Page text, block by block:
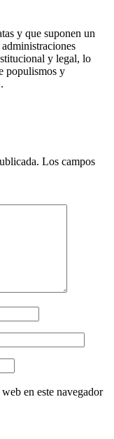
y que suponen un
y legal, lo
populismos y
Los campos
en este navegador